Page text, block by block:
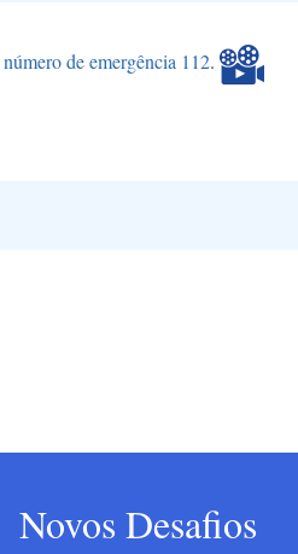
número de emergência 112.
Novos Desafios